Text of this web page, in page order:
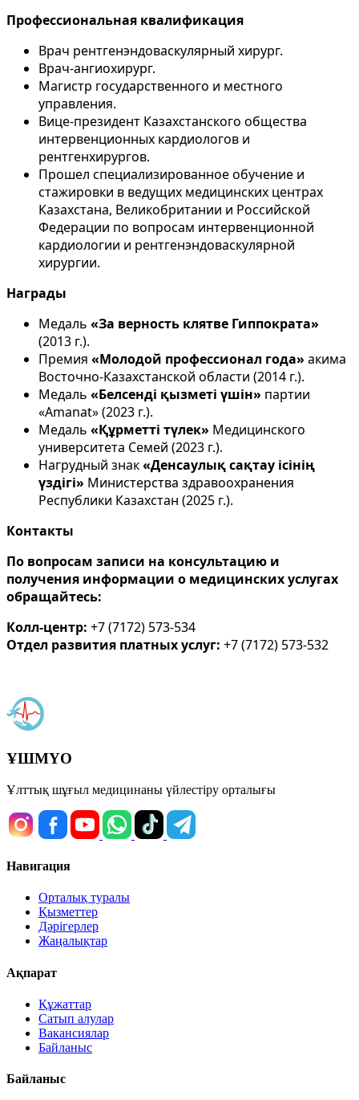
Профессиональная квалификация
Врач рентгенэндоваскулярный хирург.
Врач-ангиохирург.
Магистр государственного и местного
управления.
Вице-президент Казахстанского общества
интервенционных кардиологов и
рентгенхирургов.
Прошел специализированное обучение и
стажировки в ведущих медицинских центрах
Казахстана, Великобритании и Российской
Федерации по вопросам интервенционной
кардиологии и рентгенэндоваскулярной
хирургии.
Награды
Медаль «За верность клятве Гиппократа»
(2013 г.).
Премия «Молодой профессионал года»акима
Восточно-Казахстанской области (2014 г.).
Медаль «Белсенді қызметі үшін» партии
«Amanat» (2023 г.).
Медаль «Құрметті түлек» Медицинского
университета Семей (2023 г.).
Нагрудный знак«Денсаулық сақтау ісінің
үздігі» Министерства здравоохранения
Республики Казахстан (2025 г.).
Контакты
По вопросам записи на консультацию и
получения информации о медицинских услугах
обращайтесь:
Колл-центр: +7 (7172) 573-534
Отдел развития платных услуг: +7 (7172) 573-532
ҰШМҮО
Ұлттық шұғыл медицинаны үйлестіру орталығы
Навигация
Орталық туралы
Қызметтер
Дәрігерлер
Жаңалықтар
Ақпарат
Құжаттар
Сатып алулар
Вакансиялар
Байланыс
Байланыс